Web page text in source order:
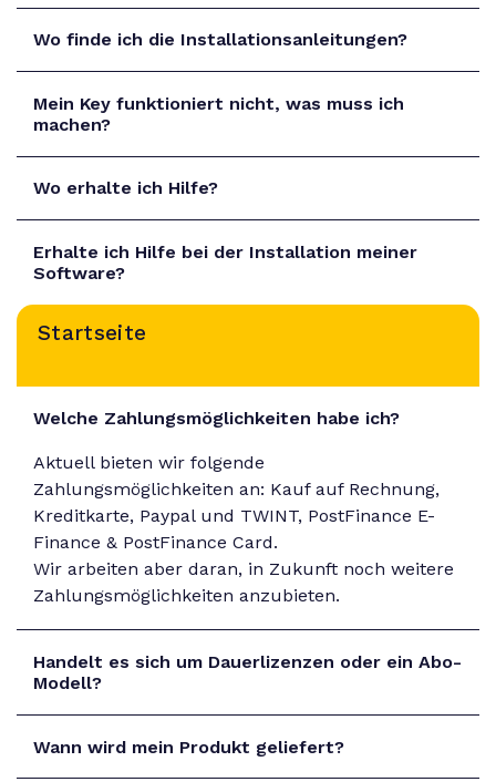
Wo finde ich die Installationsanleitungen?
Mein Key funktioniert nicht, was muss ich
machen?
Wo erhalte ich Hilfe?
Erhalte ich Hilfe bei der Installation meiner
Software?
Startseite
Welche Zahlungsmöglichkeiten habe ich?
Aktuell bieten wir folgende
Zahlungsmöglichkeiten an: Kauf auf Rechnung,
Kreditkarte, Paypal und TWINT, PostFinance E-
Finance & PostFinance Card.
Wir arbeiten aber daran, in Zukunft noch weitere
Zahlungsmöglichkeiten anzubieten.
Handelt es sich um Dauerlizenzen oder ein Abo-
Modell?
Wann wird mein Produkt geliefert?